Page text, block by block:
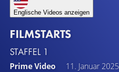
Englische Videos anzeigen
FILMSTARTS
STAFFEL 1
Prime Video 11. Januar 2025